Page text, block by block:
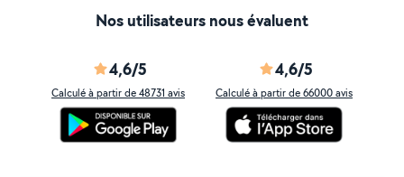
Nos utilisateurs nous évaluent
4,6/5
Calculé à partir de 48731 avis
4,6/5
Calculé à partir de 66000 avis